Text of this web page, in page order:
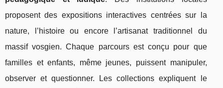
proposent des expositions interactives centrées sur la
nature, l’histoire ou encore l’artisanat traditionnel du
massif vosgien. Chaque parcours est conçu pour que
familles et enfants, même jeunes, puissent manipuler,
observer et questionner. Les collections expliquent le